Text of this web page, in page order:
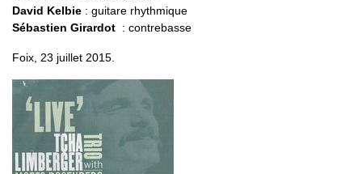
David Kelbie : guitare rhythmique
Sébastien Girardot : contrebasse
Foix, 23 juillet 2015.